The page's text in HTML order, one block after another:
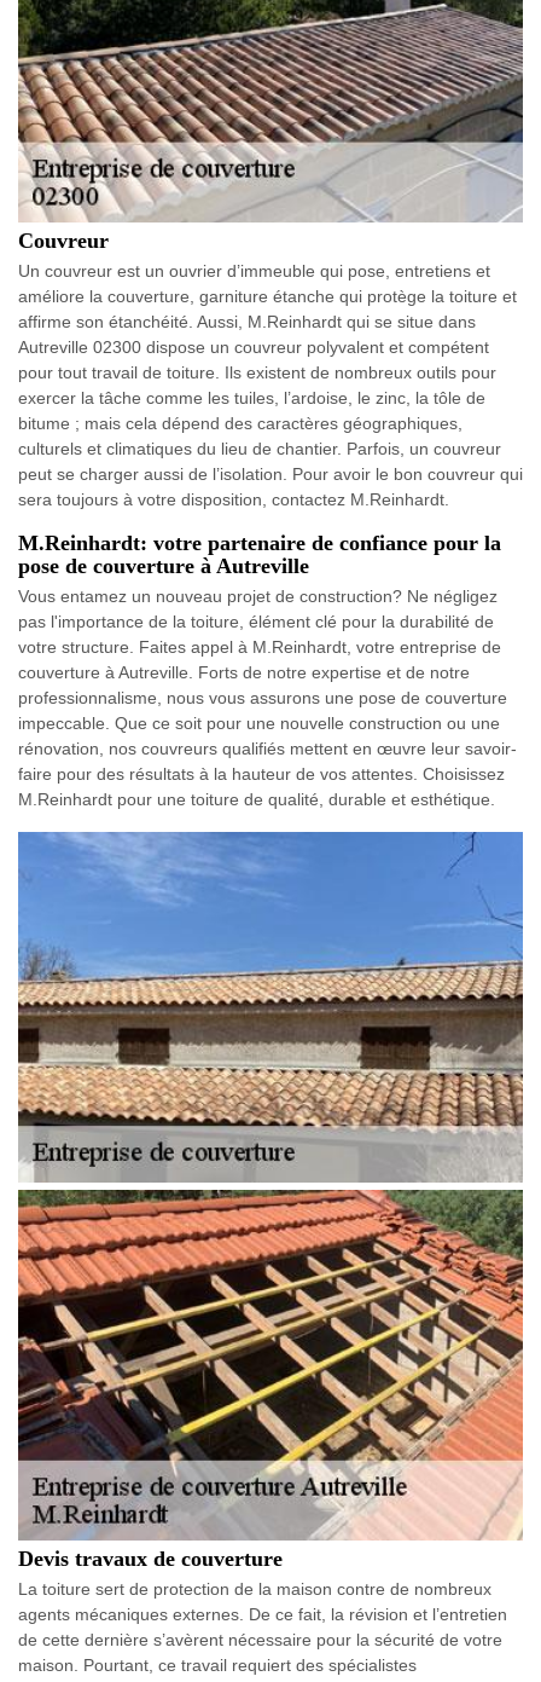
Couvreur
Un couvreur est un ouvrier d’immeuble qui pose, entretiens et
améliore la couverture, garniture étanche qui protège la toiture et
affirme son étanchéité. Aussi, M.Reinhardt qui se situe dans
Autreville 02300 dispose un couvreur polyvalent et compétent
pour tout travail de toiture. Ils existent de nombreux outils pour
exercer la tâche comme les tuiles, l’ardoise, le zinc, la tôle de
bitume ; mais cela dépend des caractères géographiques,
culturels et climatiques du lieu de chantier. Parfois, un couvreur
peut se charger aussi de l’isolation. Pour avoir le bon couvreur qui
sera toujours à votre disposition, contactez M.Reinhardt.
M.Reinhardt: votre partenaire de confiance pour la
pose de couverture à Autreville
Vous entamez un nouveau projet de construction? Ne négligez
pas l'importance de la toiture, élément clé pour la durabilité de
votre structure. Faites appel à M.Reinhardt, votre entreprise de
couverture à Autreville. Forts de notre expertise et de notre
professionnalisme, nous vous assurons une pose de couverture
impeccable. Que ce soit pour une nouvelle construction ou une
rénovation, nos couvreurs qualifiés mettent en œuvre leur savoir-
faire pour des résultats à la hauteur de vos attentes. Choisissez
M.Reinhardt pour une toiture de qualité, durable et esthétique.
Devis travaux de couverture
La toiture sert de protection de la maison contre de nombreux
agents mécaniques externes. De ce fait, la révision et l’entretien
de cette dernière s’avèrent nécessaire pour la sécurité de votre
maison. Pourtant, ce travail requiert des spécialistes